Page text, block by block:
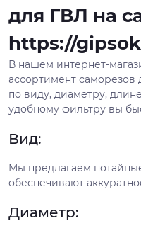
для ГВЛ на
https://
В нашем интернет-
ассортимент саморезов
по виду, диаметру,
удобному фильтру вы
Вид:
Мы предлагаем
обеспечивают
Диаметр: